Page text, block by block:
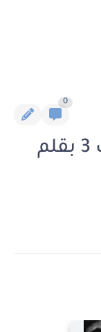
0
رواية بيان الفصل الثالث 3 بقلم